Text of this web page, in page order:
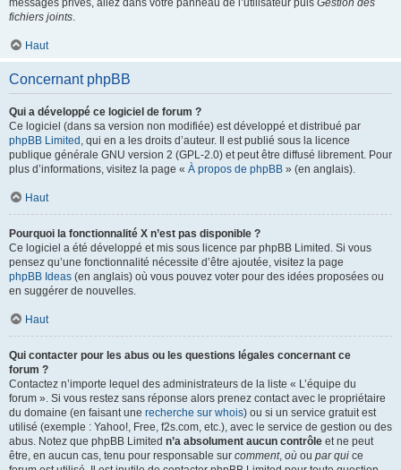
messages privés, allez dans votre panneau de l’utilisateur puis Gestion des
fichiers joints.
Haut
Concernant phpBB
Qui a développé ce logiciel de forum ?
Ce logiciel (dans sa version non modifiée) est développé et distribué par
phpBB Limited , qui en a les droits d’auteur. Il est publié sous la licence
publique générale GNU version 2 (GPL-2.0) et peut être diffusé librement. Pour
plus d’informations, visitez la page « À propos de phpBB » (en anglais).
Haut
Pourquoi la fonctionnalité X n’est pas disponible ?
Ce logiciel a été développé et mis sous licence par phpBB Limited. Si vous
pensez qu’une fonctionnalité nécessite d’être ajoutée, visitez la page
phpBB Ideas (en anglais) où vous pouvez voter pour des idées proposées ou
en suggérer de nouvelles.
Haut
Qui contacter pour les abus ou les questions légales concernant ce
forum ?
Contactez n’importe lequel des administrateurs de la liste « L’équipe du
forum ». Si vous restez sans réponse alors prenez contact avec le propriétaire
du domaine (en faisant une recherche sur whois) ou si un service gratuit est
utilisé (exemple : Yahoo!, Free, f2s.com, etc.), avec le service de gestion ou des
abus. Notez que phpBB Limited n’a absolument aucun contrôle et ne peut
être, en aucun cas, tenu pour responsable sur comment, où ou par qui ce